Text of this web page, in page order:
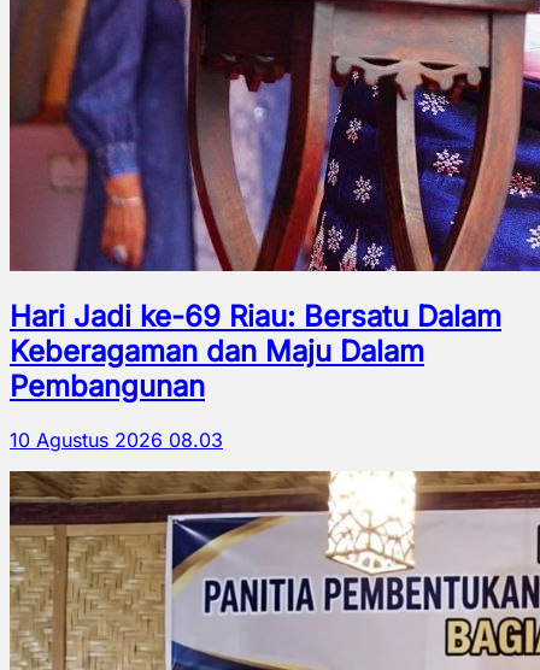
Hari Jadi ke-69 Riau: Bersatu Dalam
Keberagaman dan Maju Dalam
Pembangunan
10 Agustus 2026 08.03